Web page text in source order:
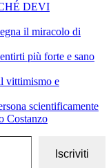
DEVI
il miracolo di
più forte e sano
vittimismo e
scientificamente
Costanzo
Iscriviti